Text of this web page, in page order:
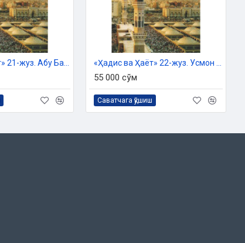
55 000 сўм
Саватчага қўшиш